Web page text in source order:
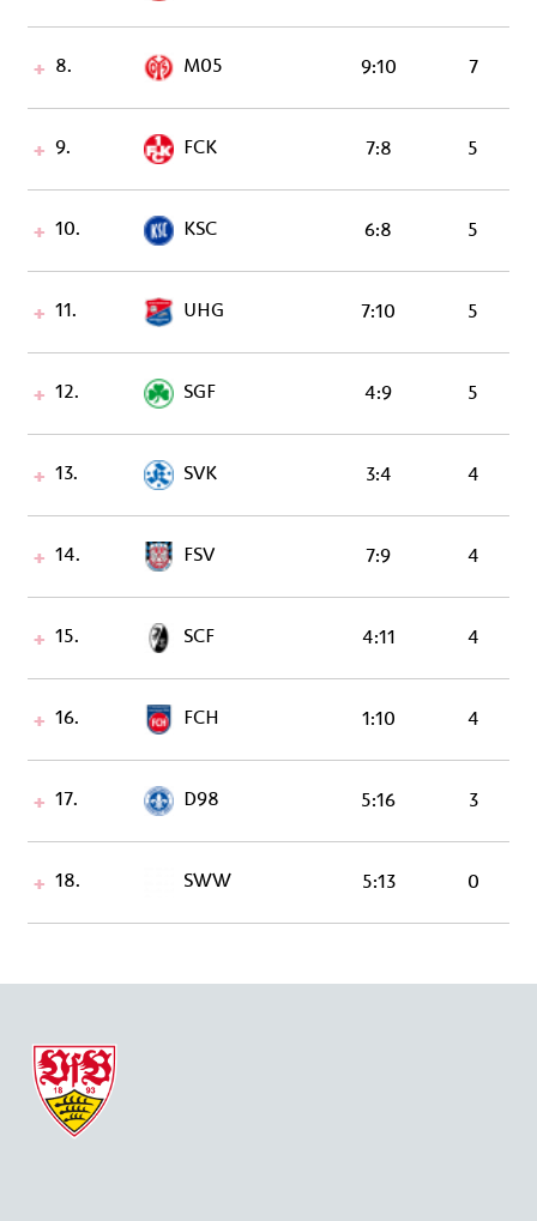
8. M05 9:10 7
9. FCK 7:8 5
10. KSC 6:8 5
11. UHG 7:10 5
12. SGF 4:9 5
13. SVK 3:4 4
14. FSV 7:9 4
15. SCF 4:11 4
16. FCH 1:10 4
17. D98 5:16 3
18. SWW 5:13 0